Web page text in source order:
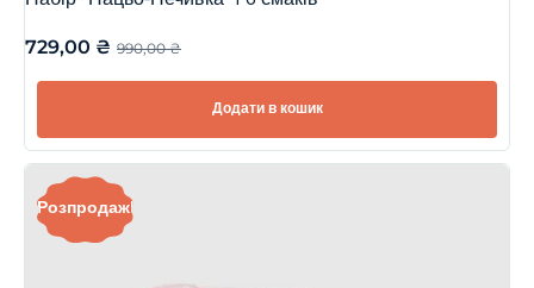
990,00₴
729,00 ₴
Додати в кошик
Розпродаж!